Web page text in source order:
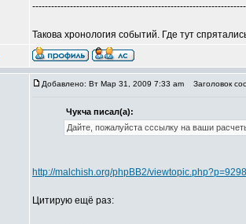
Такова хронология событий. Где тут
Добавлено: Вт Мар 31, 2009 7:33 am Заголовок
Чукча писал(а):
Дайте, пожалуйста сссылку на ваши
http://malchish.org/phpBB2/
Цитирую ещё раз: